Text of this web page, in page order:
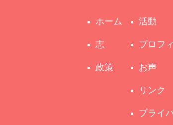
ホーム
志
政策
活動
プロフ
お声
リンク
プライ